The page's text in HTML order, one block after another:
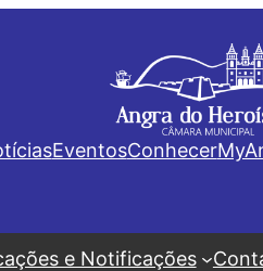
EventosConhecer
e Notificações